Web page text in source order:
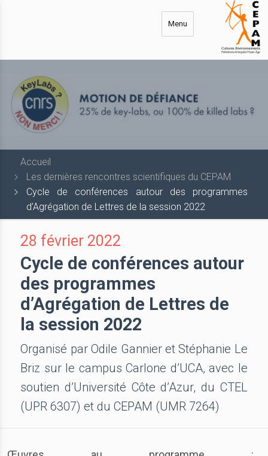
Menu
Accueil
Les dernières rencontres scientifiques du CEPAM
Cycle de conférences autour des programmes
d’Agrégation de Lettres de la session 2022
28 février 2022
Cycle de conférences autour
des programmes
d’Agrégation de Lettres de
la session 2022
Organisé par Odile Gannier et Stéphanie Le
Briz sur le campus Carlone d’UCA, avec le
soutien d’Université Côte d’Azur, du CTEL
(UPR 6307) et du CEPAM (UMR 7264)